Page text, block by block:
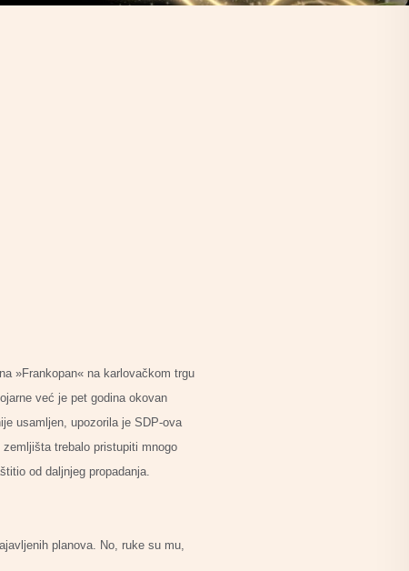
»Frankopan« na karlovačkom trgu
već je pet godina okovan
usamljen, upozorila je SDP-ova
trebalo pristupiti mnogo
od daljnjeg propadanja.
planova. No, ruke su mu,